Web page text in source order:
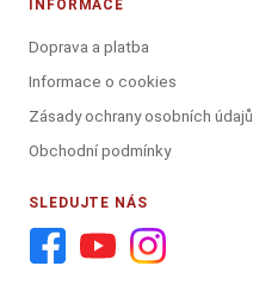
INFORMACE
Doprava a platba
Informace o cookies
Zásady ochrany osobních údajů
Obchodní podmínky
SLEDUJTE NÁS